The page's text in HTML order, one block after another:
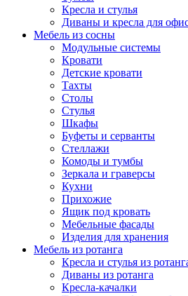
Кресла и стулья
Диваны и кресла для
Мебель из сосны
Модульные системы
Кровати
Детские кровати
Тахты
Столы
Стулья
Шкафы
Буфеты и серванты
Стеллажи
Комоды и тумбы
Зеркала и граверсы
Кухни
Прихожие
Ящик под кровать
Мебельные фасады
Изделия для хранения
Мебель из ротанга
Кресла и стулья из
Диваны из ротанга
Кресла-качалки